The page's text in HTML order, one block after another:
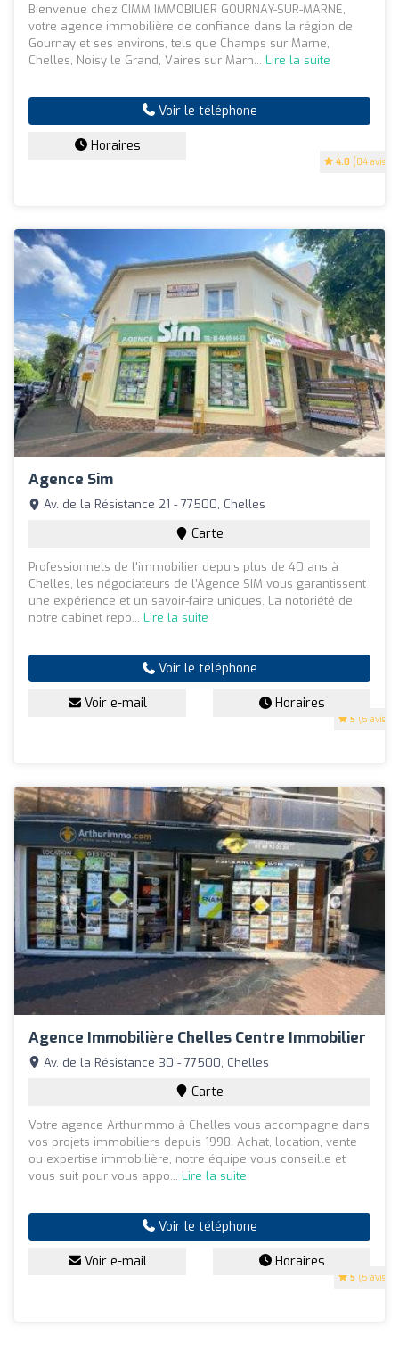
4.8 (84 avis)
Bienvenue chez CIMM IMMOBILIER GOURNAY-SUR-MARNE,
votre agence immobilière de confiance dans la région de
Gournay et ses environs, tels que Champs sur Marne,
Chelles, Noisy le Grand, Vaires sur Marn... Lire la suite
Voir le téléphone
Horaires
Agence Sim
5 (5 avis)
Av. de la Résistance 21 - 77500, Chelles
Carte
Professionnels de l'immobilier depuis plus de 40 ans à
Chelles, les négociateurs de l’Agence SIM vous garantissent
une expérience et un savoir-faire uniques. La notoriété de
notre cabinet repo... Lire la suite
Voir le téléphone
Voir e-mail Horaires
Agence Immobilière Chelles Centre Immobilier
5 (5 avis)
Av. de la Résistance 30 - 77500, Chelles
Carte
Votre agence Arthurimmo à Chelles vous accompagne dans
vos projets immobiliers depuis 1998. Achat, location, vente
ou expertise immobilière, notre équipe vous conseille et
vous suit pour vous appo... Lire la suite
Voir le téléphone
Voir e-mail Horaires